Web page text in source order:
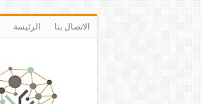
الاتصال بنا الرئيسة